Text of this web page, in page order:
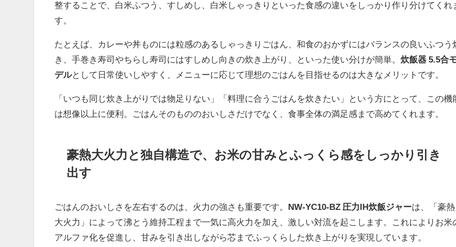
整することで、白米ふつう、すしめし、白米しゃっきりといった食感の違いをしっかり作り分けてくれ
す。
たとえば、カレーや丼ものには粒感のあるしゃっきりごはん、和食のおかずにはバランスの良いふつう
き、手巻き寿司やちらし寿司にはすしめし向きの炊き上がり、といった使い分けが簡単。炊飯器 5.5合
デルとして日常使いしやすく、メニューに応じて理想のごはんを目指せるのは大きなメリットです。
「いつも同じ炊き上がりでは物足りない」「料理に合うごはんを炊きたい」という方にとって、この機
は想像以上に便利。ごはんそのもののおいしさだけでなく、食事全体の満足感まで高めてくれます。
豪熱大火力と独自構造で、お米の甘みとふっくら感をしっかり引き
出す
ごはんのおいしさを左右するのは、火力の強さも重要です。 NW-YC10-BZ 圧力IH炊飯ジャーは、「豪熱
大火力」によって沸とう維持工程まで一気に高火力を加え、激しい対流を起こします。これによりお米
アルファ化を促進し、甘みを引き出しながら芯までふっくらした炊き上がりを実現しています。